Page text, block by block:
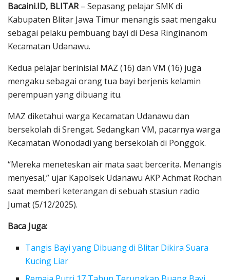
Bacaini.ID, BLITAR– Sepasang pelajar SMK di
Kabupaten Blitar Jawa Timur menangis saat mengaku
sebagai pelaku pembuang bayi di Desa Ringinanom
Kecamatan Udanawu.
Kedua pelajar berinisial MAZ (16) dan VM (16) juga
mengaku sebagai orang tua bayi berjenis kelamin
perempuan yang dibuang itu.
MAZ diketahui warga Kecamatan Udanawu dan
bersekolah di Srengat. Sedangkan VM, pacarnya warga
Kecamatan Wonodadi yang bersekolah di Ponggok.
“Mereka meneteskan air mata saat bercerita. Menangis
menyesal,” ujar Kapolsek Udanawu AKP Achmat Rochan
saat memberi keterangan di sebuah stasiun radio
Jumat (5/12/2025).
Baca Juga:
Tangis Bayi yang Dibuang di Blitar Dikira Suara
Kucing Liar